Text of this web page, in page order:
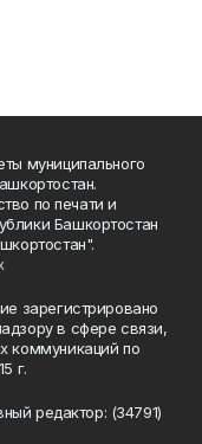
муниципального
по печати и
Башкортостан
зарегистрировано
в сфере связи,
коммуникаций по
г.
редактор: (34791)